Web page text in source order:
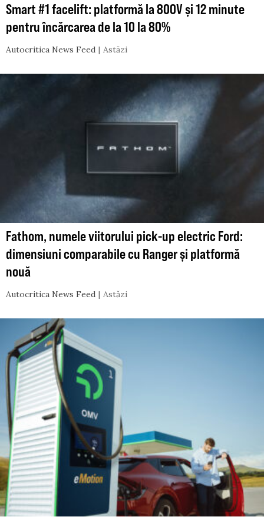
Smart #1 facelift: platformă la 800V și 12 minute
pentru încărcarea de la 10 la 80%
Autocritica News Feed Astăzi
Fathom, numele viitorului pick-up electric Ford:
dimensiuni comparabile cu Ranger și platformă
nouă
Autocritica News Feed Astăzi